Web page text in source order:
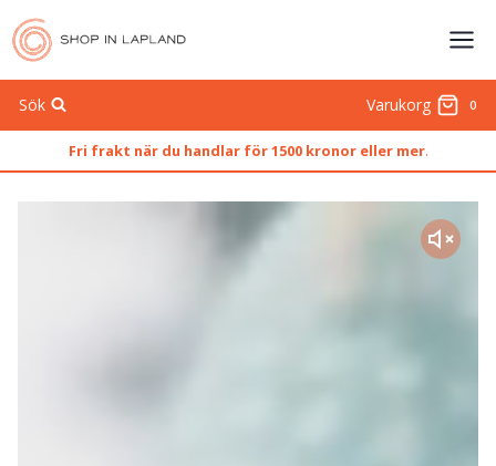
content
Sök Varukorg 0
Fri frakt när du handlar för 1500 kronor eller mer.